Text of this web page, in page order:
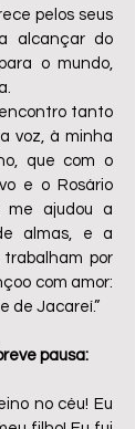
pelos seus
alcançar do
o mundo,
tanto
voz, à minha
que com o
e o Rosário
me ajudou a
almas, e a
por
com amor:
de Jacareí.”
pausa:
no céu! Eu